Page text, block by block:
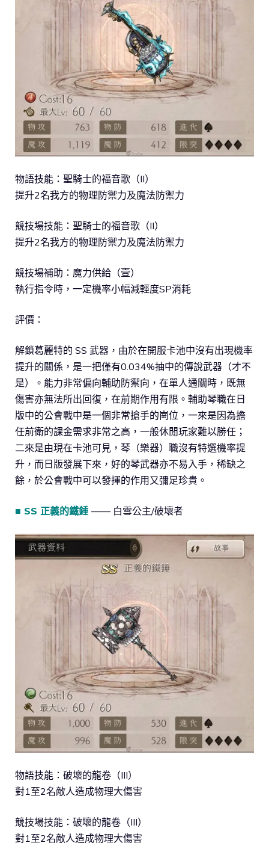
物語技能：聖騎士的福音歌（II）
提升2名我方的物理防禦力及魔法防禦力
競技場技能：聖騎士的福音歌（II）
提升2名我方的物理防禦力及魔法防禦力
競技場補助：魔力供給（壹）
執行指令時，一定機率小幅減輕度SP消耗
評價：
解鎖葛麗特的 SS 武器，由於在開服卡池中沒有出現機率
提升的關係，是一把僅有0.034%抽中的傳說武器（才不
是）。能力非常偏向輔助防禦向，在單人通關時，既無
傷害亦無法所出回復，在前期作用有限。輔助琴職在日
版中的公會戰中是一個非常搶手的崗位，一來是因為擔
任前衛的課金需求非常之高，一般休閒玩家難以勝任；
二來是由現在卡池可見，琴（樂器）職沒有特選機率提
升，而日版發展下來，好的琴武器亦不易入手，稀缺之
餘，於公會戰中可以發揮的作用又彌足珍貴。
■ SS 正義的鐵錘 —— 白雪公主/破壞者
物語技能：破壞的龍卷（III）
對1至2名敵人造成物理大傷害
競技場技能：破壞的龍卷（III）
對1至2名敵人造成物理大傷害